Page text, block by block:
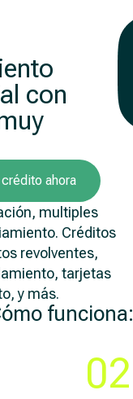
con
ahora
multiples
Créditos
revolventes,
tarjetas
y más.
funciona:
02